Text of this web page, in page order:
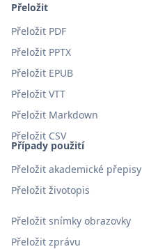
Případy použití
Přeložit akademické přepisy
Přeložit životopis
Přeložit snímky obrazovky
Přeložit zprávu
Přeložit
Přeložit PDF
Přeložit PPTX
Přeložit EPUB
Přeložit VTT
Přeložit Markdown
Přeložit CSV